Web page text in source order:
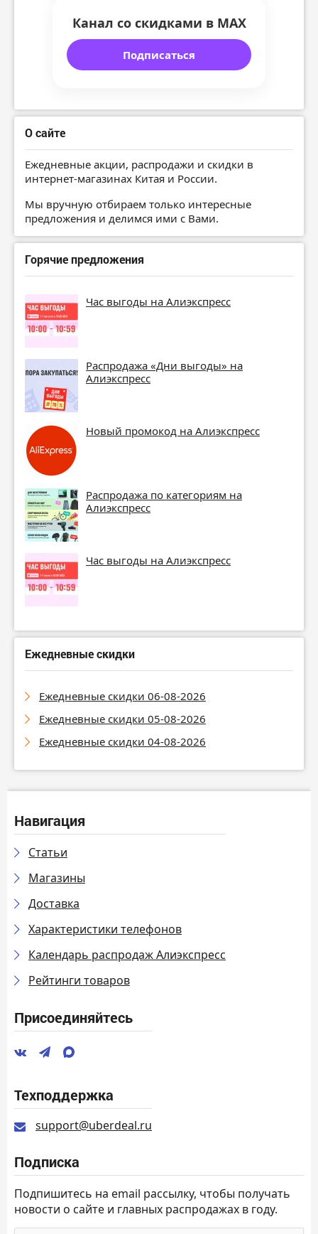
Канал со скидками в MAX
Подписаться
О сайте
Ежедневные акции, распродажи и скидки в
интернет-магазинах Китая и России.
Мы вручную отбираем только интересные
предложения и делимся ими с Вами.
Горячие предложения
Час выгоды на Алиэкспресс
Распродажа «Дни выгоды» на
Алиэкспресс
Новый промокод на Алиэкспресс
Распродажа по категориям на
Алиэкспресс
Час выгоды на Алиэкспресс
Ежедневные скидки
Ежедневные скидки 06-08-2026
Ежедневные скидки 05-08-2026
Ежедневные скидки 04-08-2026
Навигация
Статьи
Магазины
Доставка
Характеристики телефонов
Календарь распродаж Алиэкспресс
Рейтинги товаров
Присоединяйтесь
Техподдержка
support@uberdeal.ru
Подписка
Подпишитесь на email рассылку, чтобы получать
новости о сайте и главных распродажах в году.